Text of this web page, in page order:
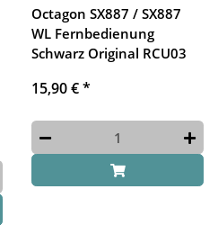
Octagon SX887 / SX887
WL Fernbedienung
Schwarz Original RCU03
15,90 €*